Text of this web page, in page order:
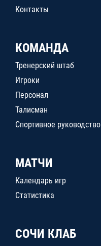
Контакты
КОМАНДА
Тренерский штаб
Игроки
Персонал
Талисман
Спортивное руководство
МАТЧИ
Календарь игр
Статистика
СОЧИ КЛАБ